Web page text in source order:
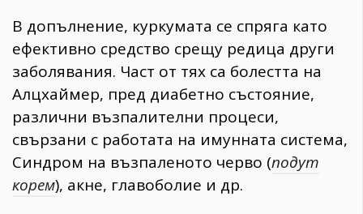
В допълнение, куркумата се спряга като
ефективно средство срещу редица други
заболявания. Част от тях са болестта на
Алцхаймер, пред диабетно състояние,
различни възпалителни процеси,
свързани с работата на имунната система,
Синдром на възпаленото черво (подут
корем), акне, главоболие и др.